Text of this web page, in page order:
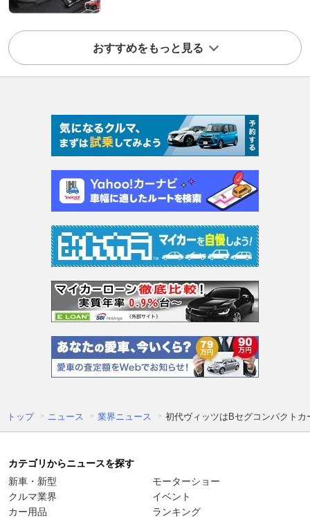
おすすめをもっと見る
トップ ニュース 業界ニュース 初代ヴィッツはBセグコンパクト
カテゴリからニュースを探す
新車・新型
クルマ業界
カー用品
モーターショー
イベント
ランキング